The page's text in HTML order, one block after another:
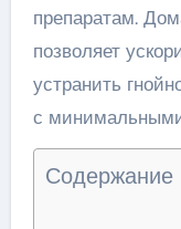
препаратам.
позволяет
устранить
с
Содержание